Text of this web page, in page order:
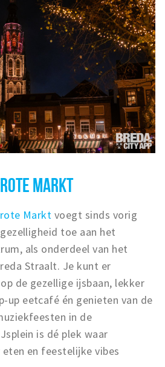
MARKT
Markt voegt sinds vorig
toe aan het
als onderdeel van het
Straalt. Je kunt er
de gezellige ijsbaan, lekker
up eetcafé én genieten van de
in de
is dé plek waar
en feestelijke vibes